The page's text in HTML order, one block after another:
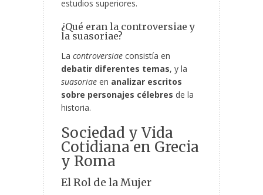
estudios superiores.
¿Qué eran la controversiae y
la suasoriae?
La controversiae consistía en
debatir diferentes temas, y la
suasoriae en analizar escritos
sobre personajes célebres de la
historia.
Sociedad y Vida
Cotidiana en Grecia
y Roma
El Rol de la Mujer